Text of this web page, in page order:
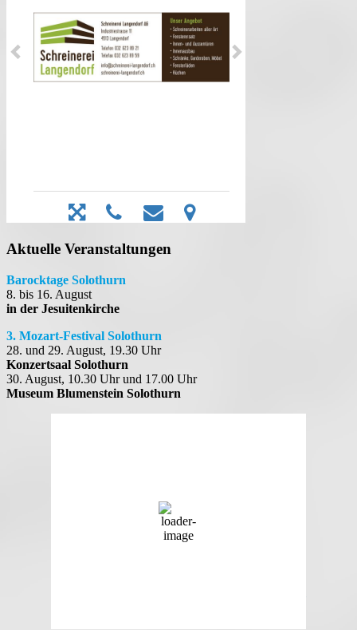
Aktuelle Veranstaltungen
Barocktage Solothurn
8. bis 16. August
in der Jesuitenkirche
3. Mozart-Festival Solothurn
28. und 29. August, 19.30 Uhr
Konzertsaal Solothurn
30. August, 10.30 Uhr und 17.00 Uhr
Museum Blumenstein Solothurn